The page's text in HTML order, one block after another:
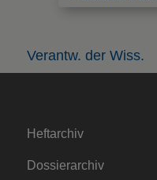
Verantw. der Wiss.
Heftarchiv
Dossierarchiv